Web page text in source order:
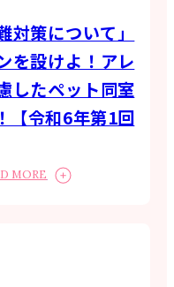
策について」
を設けよ！アレ
したペット同室
【令和6年第1回
MORE